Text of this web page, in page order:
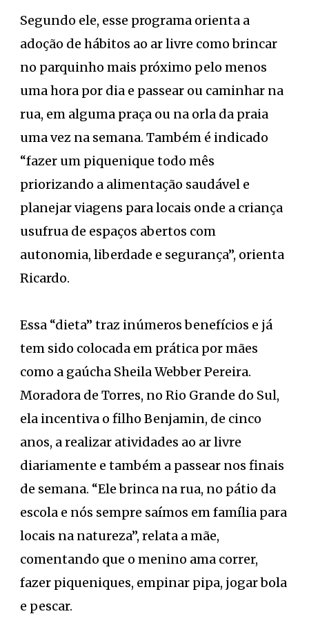
Segundo ele, esse programa orienta a
adoção de hábitos ao ar livre como brincar
no parquinho mais próximo pelo menos
uma hora por dia e passear ou caminhar na
rua, em alguma praça ou na orla da praia
uma vez na semana. Também é indicado
“fazer um piquenique todo mês
priorizando a alimentação saudável e
planejar viagens para locais onde a criança
usufrua de espaços abertos com
autonomia, liberdade e segurança”, orienta
Ricardo.
Essa “dieta” traz inúmeros benefícios e já
tem sido colocada em prática por mães
como a gaúcha Sheila Webber Pereira.
Moradora de Torres, no Rio Grande do Sul,
ela incentiva o filho Benjamin, de cinco
anos, a realizar atividades ao ar livre
diariamente e também a passear nos finais
de semana. “Ele brinca na rua, no pátio da
escola e nós sempre saímos em família para
locais na natureza”, relata a mãe,
comentando que o menino ama correr,
fazer piqueniques, empinar pipa, jogar bola
e pescar.